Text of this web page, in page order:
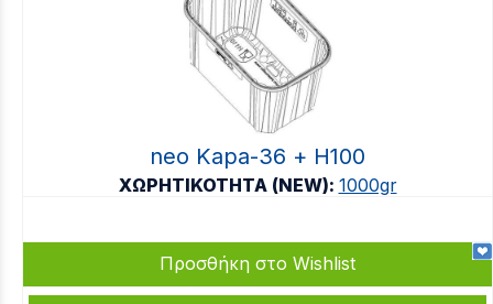
neo Kapa-36 + Η100
ΧΩΡΗΤΙΚΟΤΗΤΑ (NEW): 1000gr
Προσθήκη στο Wishlist